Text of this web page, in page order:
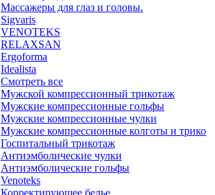
Массажеры для глаз и головы.
Sigvaris
VENOTEKS
RELAXSAN
Ergoforma
Idealista
Смотреть все
Мужской компрессионный трикотаж
Мужские компрессионные гольфы
Мужские компрессионные чулки
Мужские компрессионные колготы и трико
Госпитальный трикотаж
Антиэмболические чулки
Антиэмболические гольфы
Venoteks
Корректирующее белье